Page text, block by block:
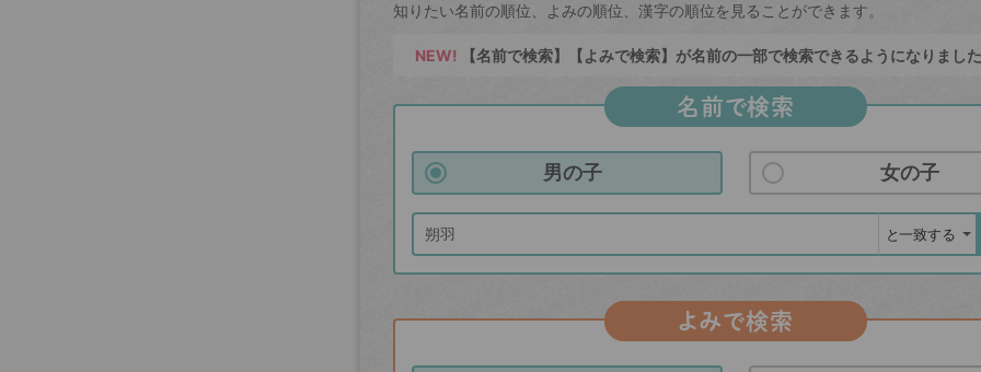
知りたい名前の順位、よみの順位、漢字の順位を見ることができます。
NEW! 【名前で検索】【よみで検索】が名前の一部で検索できるようになりまし
名前で検索
男の子 女の子
よみで検索